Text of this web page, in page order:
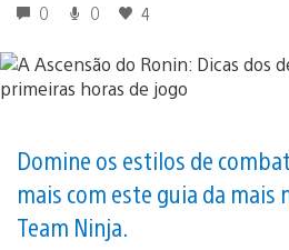
0 0 4
Domine os estilos de
mais com este guia da mais
Team Ninja.